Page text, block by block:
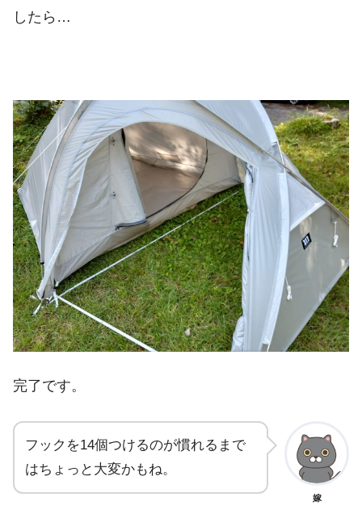
したら…
完了です。
フックを14個つけるのが慣れるまで
はちょっと大変かもね。
嫁